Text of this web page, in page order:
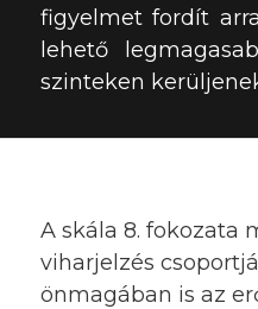
figyelmet fordít
lehető
szinteken
A skála 8. fokozata
viharjelzés
önmagában is az